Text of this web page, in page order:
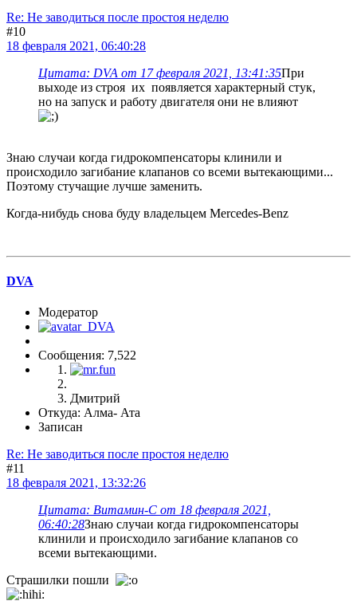
Re: Не заводиться после простоя неделю
#10
18 февраля 2021, 06:40:28
Цитата: DVA от 17 февраля 2021, 13:41:35При
выходе из строя их появляется характерный стук,
но на запуск и работу двигателя они не влияют
Знаю случаи когда гидрокомпенсаторы клинили и
происходило загибание клапанов со всеми вытекающими...
Поэтому стучащие лучше заменить.
Когда-нибудь снова буду владельцем Mercedes-Benz
DVA
Модератор
Сообщения: 7,522
Дмитрий
Откуда: Алма- Ата
Записан
Re: Не заводиться после простоя неделю
#11
18 февраля 2021, 13:32:26
Цитата: Витамин-С от 18 февраля 2021,
06:40:28Знаю случаи когда гидрокомпенсаторы
клинили и происходило загибание клапанов со
всеми вытекающими.
Страшилки пошли